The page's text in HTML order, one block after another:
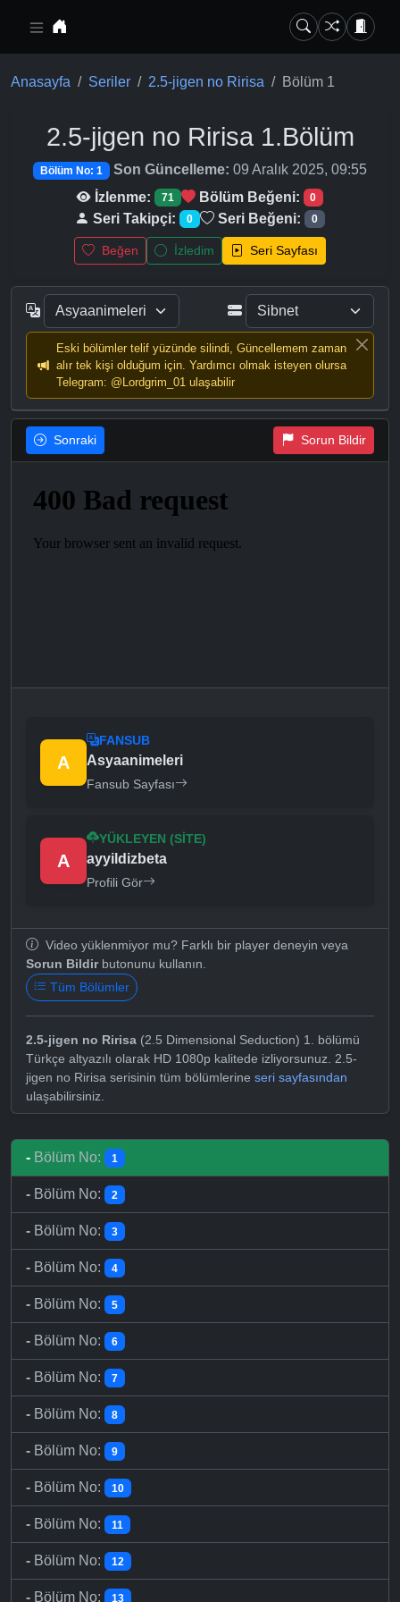
Anasayfa Seriler 2.5-jigen no Ririsa Bölüm 1
2.5-jigen no Ririsa1.Bölüm
Bölüm No: 1 Son Güncelleme: 09 Aralık 2025, 09:55
İzlenme:
71 Bölüm Beğeni: 0
Seri Takipçi: 0 Seri Beğeni: 0
Beğen İzledim Seri Sayfası
Eski bölümler telif yüzünde silindi, Güncellemem zaman
alır tek kişi olduğum için. Yardımcı olmak isteyen olursa
Telegram: @Lordgrim_01 ulaşabilir
Sonraki Sorun Bildir
A
FANSUB
Asyaanimeleri
Fansub Sayfası
A
YÜKLEYEN (SITE)
ayyildizbeta
Profili Gör
Video yüklenmiyor mu? Farklı bir player deneyin veya
Sorun Bildirbutonunu kullanın.
Tüm Bölümler
2.5-jigen no Ririsa (2.5 Dimensional Seduction) 1. bölümü
Türkçe altyazılı olarak HD 1080p kalitede izliyorsunuz. 2.5-
jigen no Ririsa serisinin tüm bölümlerine seri sayfasından
ulaşabilirsiniz.
- Bölüm No: 1
- Bölüm No: 2
- Bölüm No: 3
- Bölüm No: 4
- Bölüm No: 5
- Bölüm No: 6
- Bölüm No: 7
- Bölüm No: 8
- Bölüm No: 9
- Bölüm No: 10
- Bölüm No: 11
- Bölüm No: 12
- Bölüm No: 13